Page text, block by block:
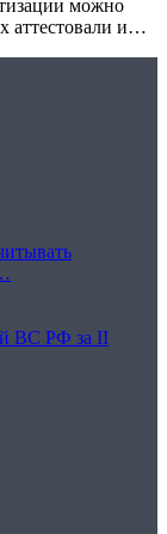
можно
аттестовали и…
ВС РФ за II